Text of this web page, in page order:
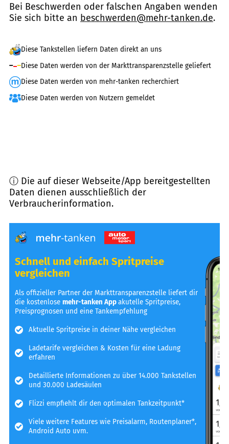
Bei Beschwerden oder falschen Angaben wenden
Sie sich bitte an beschwerden@mehr-tanken.de.
Diese Tankstellen liefern Daten direkt an uns
Diese Daten werden von der Markttransparenzstelle geliefert
Diese Daten werden von mehr-tanken recherchiert
Diese Daten werden von Nutzern gemeldet
ⓘ Die auf dieser Webseite/App bereitgestellten
Daten dienen ausschließlich der
Verbraucherinformation.
Schnell und einfach Spritpreise
vergleichen
Als offizieller Partner der Markttransparenzstelle liefert dir
die kostenlosemehr-tanken Appakutelle Spritpreise,
Preisprognosen und eine Tankempfehlung
Aktuelle Spritpreise in deiner Nähe vergleichen
Ladetarife vergleichen & Kosten für eine Ladung
erfahren
Detaillierte Informationen zu über 14.000 Tankstellen
und 30.000 Ladesäulen
Flizzi empfiehlt dir den optimalen Tankzeitpunkt*
Viele weitere Features wie Preisalarm, Routenplaner*,
Android Auto uvm.